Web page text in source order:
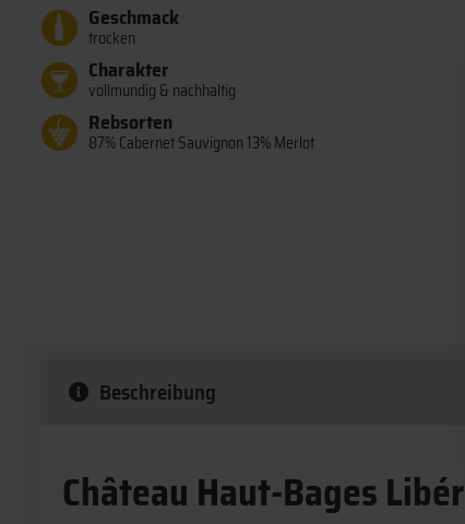
Geschmack
trocken
Charakter
vollmundig & nachhaltig
Rebsorten
87% Cabernet Sauvignon 13% Merlot
Beschreibung
Château Haut-Bages